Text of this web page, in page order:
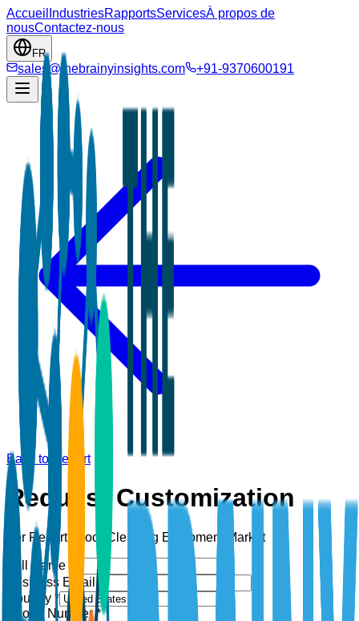
Accueil IndustriesRapportsServicesÀ propos de
nousContactez-nous
FR
sales@thebrainyinsights.com +91-9370600191
Back to Report
Request Customization
For Report: Floor Cleaning Equipment Market
Full Name *
Business Email *
Country *
Phone Number *